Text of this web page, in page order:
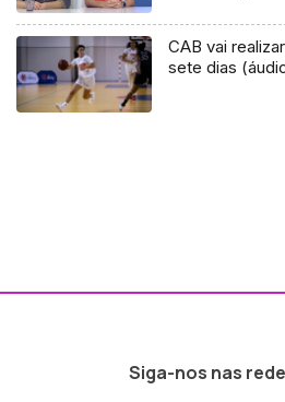
CAB vai
sete dias
Siga-nos nas